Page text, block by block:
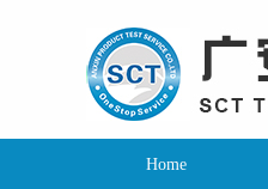
Home